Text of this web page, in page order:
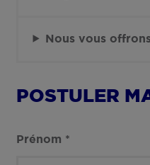
Nous vous offrons
POSTULER
Prénom *